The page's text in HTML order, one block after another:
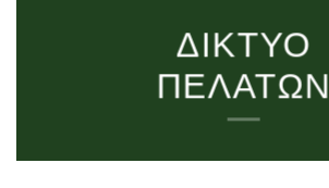
ΔΙΚΤΥΟ
ΠΕΛΑΤΩΝ